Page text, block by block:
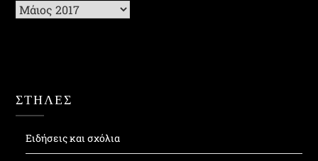
Ιστορικό
ΣΤΗΛΕΣ
Ειδήσεις και σχόλια